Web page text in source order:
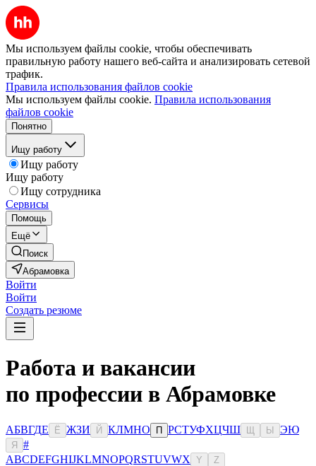
Мы используем файлы cookie, чтобы обеспечивать
правильную работу нашего веб-сайта и анализировать сетевой
трафик.
Правила использования файлов cookie
Мы используем файлы cookie. Правила использования
файлов cookie
Понятно
Ищу работу
Ищу работу
Ищу работу
Ищу сотрудника
Сервисы
Помощь
Ещё
Поиск
Абрамовка
Войти
Войти
Создать резюме
Работа и вакансии
по профессии в Абрамовке
АБВГДЕ Ё ЖЗИ Й КЛМНО П РСТУФХЦЧШ Ы ЭЮ
Я
#
ABCDEFGHIJKLMNOPQRSTUVWX Y Z